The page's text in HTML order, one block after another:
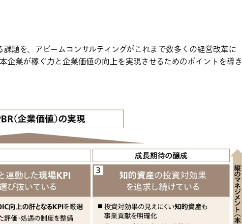
題を、アビームコンサルティングがこれまで数多くの経営改革に
企業が稼ぐ力と企業価値の向上を実現させるためのポイントを導き